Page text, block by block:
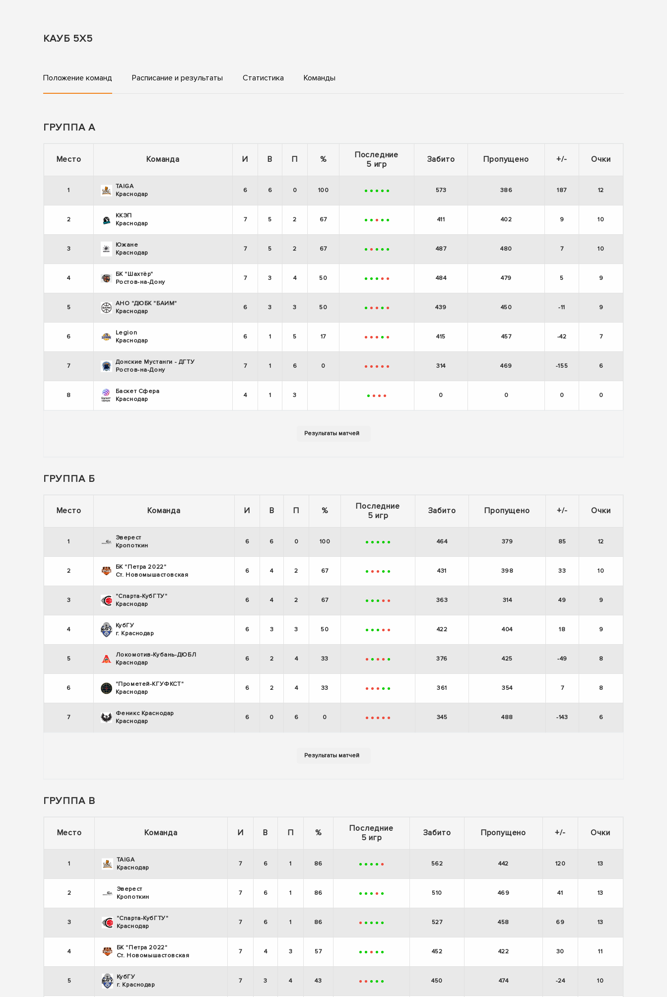
КАУБ 5Х5
Положение команд Расписание и результаты Статистика Команды
ГРУППА А
Место Команда И В П %
Последние
5 игр
Забито Пропущено +/- Очки
1
TAIGA
Краснодар
6 6 0 100 + + + + + 573 386 187 12
2
ККЭП
Краснодар
7 5 2 67 + + - + + 411 402 9 10
3
Южане
Краснодар
7 5 2 67 + - + + + 487 480 7 10
4
БК "Шахтёр"
Ростов-на-Дону
7 3 4 50 + + + - - 484 479 5 9
5
АНО "ДЮБК "БАИМ"
Краснодар
6 3 3 50 + - - + - 439 450 -11 9
6
Legion
Краснодар
6 1 5 17 - - - + - 415 457 -42 7
7
Донские Мустанги - ДГТУ
Ростов-на-Дону
7 1 6 0 - - - - - 314 469 -155 6
8
Баскет Сфера
Краснодар
4 1 3 + - - - 0 0 0 0
ГРУППА Б
Место Команда И В П %
Последние
5 игр
Забито Пропущено +/- Очки
1
Эверест
Кропоткин
6 6 0 100 + + + + + 464 379 85 12
2
БК "Петра 2022"
Ст. Новомышастовская
6 4 2 67 + - - + + 431 398 33 10
3
"Спарта-КубГТУ"
Краснодар
6 4 2 67 + + + - - 363 314 49 9
4
КубГУ
г. Краснодар
6 3 3 50 + + + - - 422 404 18 9
5
Локомотив-Кубань-ДЮБЛ
Краснодар
6 2 4 33 - + - - + 376 425 -49 8
6
"Прометей-КГУФКСТ"
Краснодар
6 2 4 33 - - - + + 361 354 7 8
7
Феникс Краснодар
Краснодар
6 0 6 0 - - - - - 345 488 -143 6
ГРУППА В
Место Команда И В П %
Последние
5 игр
Забито Пропущено +/- Очки
1
TAIGA
Краснодар
7 6 1 86 + + + + - 562 442 120 13
2
Эверест
Кропоткин
7 6 1 86 + + + - + 510 469 41 13
3
"Спарта-КубГТУ"
Краснодар
7 6 1 86 - + + + + 527 458 69 13
4
БК "Петра 2022"
Ст. Новомышастовская
7 4 3 57 + + - + + 452 422 30 11
5
КубГУ
г. Краснодар
7 3 4 43 - - + + + 450 474 -24 10